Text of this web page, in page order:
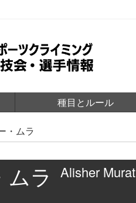
種目とルール
・ムラ
ムラ Alisher Murat